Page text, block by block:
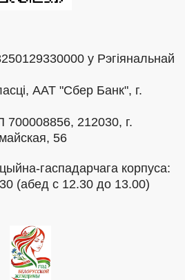
у Рэгіянальнай
ААТ "Сбер Банк", г.
212030, г.
56
гаспадарчага корпуса:
(абед с 12.30 до 13.00)